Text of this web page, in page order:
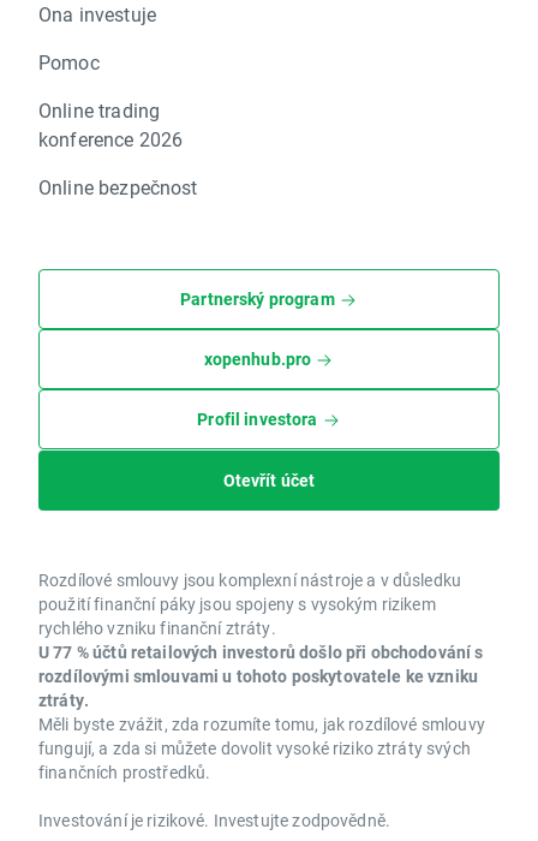
Ona investuje
Pomoc
Online trading
konference 2026
Online bezpečnost
Partnerský program
xopenhub.pro
Profil investora
Otevřít účet
Rozdílové smlouvy jsou komplexní nástroje a v důsledku
použití finanční páky jsou spojeny s vysokým rizikem
rychlého vzniku finanční ztráty.
U 77 % účtů retailových investorů došlo při obchodování s
rozdílovými smlouvami u tohoto poskytovatele ke vzniku
ztráty.
Měli byste zvážit, zda rozumíte tomu, jak rozdílové smlouvy
fungují, a zda si můžete dovolit vysoké riziko ztráty svých
finančních prostředků.
Investování je rizikové. Investujte zodpovědně.